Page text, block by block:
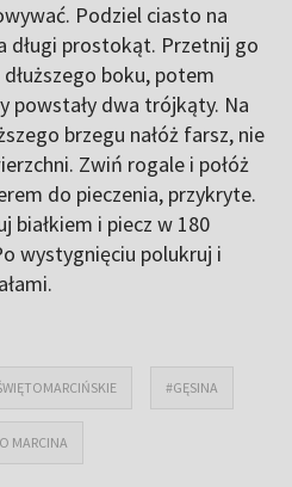
Podziel ciasto na
długi prostokąt. Przetnij go
boku, potem
powstały dwa trójkąty. Na
brzegu nałóż farsz, nie
Zwiń rogale i połóż
do pieczenia, przykryte.
białkiem i piecz w 180
wystygnięciu polukruj i
#GĘSINA
MARCINA